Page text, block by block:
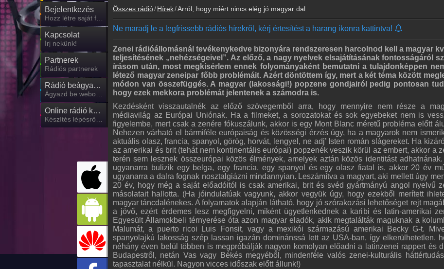
Bejelentkezés
Kapcsolat
Írj nekünk!
Partnerek
Rádiós partnerek
Rádió beágyazás
Online rádió készítés
Összes rádió Hírek Arról, hogy miért nincs elég jó magyar dal
Ne maradj le a legfrissebb rádiós hírekről, kérj értesítést a harang ikonra kattintva!
Zenei rádióállomásnál tevékenykedve bizonyára rendszeresen harcolnod kell a magyar
teljesítésének „nehézségeivel”. Az előző, a nagy nyelvek elsajátításának fontosságáról
írásom után, most megkísérlem ennek folyományaként bemutatni a tulajdonképpen
létező magyar zeneipar főbb problémáit. Azért döntöttem így, mert a két téma között
módon van összefüggés. A magyar (lakossági!) popzene gondjairól pedig pontosan
hogy ezek mekkora problémát jelentenek a számodra is.
Kezdésként visszautalnék az előző szövegemből arra, hogy mennyire nem része a
médiavilág az Európai Uniónak. Ha a filmeket, a sorozatokat és sok egyebeket nem is
figyelembe, mert csak a zenére fókuszálunk, akkor is egy Mont Blanc méretű probléma előtt
Nehezen várható el bármiféle európaiság és közösségi érzés úgy, ha a magyarok nem
aktuális olasz, francia, spanyol, görög, horvát, lengyel, ne adj’ Isten román slágereket. Ha
az amerikai és brit (tehát nem kontinentális európai) popzenék veszik körül az embert, akkor a
terén sem lesznek összeurópai közös élmények, amelyek aztán közös identitást
ugyanarra bulizik egy belga, egy francia, egy spanyol és egy olasz fiatal is, akkor 20 év
ugyanarra a dalra fognak nosztalgiázni mindannyian. Leszámítva a magyart, aki mellett úgy
20 év, hogy még a saját előadóitól is csak amerikai, brit és svéd gyártmányú angol nyelvű
másolatait hallotta. (Ha jóindulatúak vagyunk, akkor vegyük úgy, hogy ezekből merített
magyar táncdalénekes. A folyamatok alapján látható, hogy jó szórakozási lehetőséget rejt
a jövő, ezért érdemes lesz megfigyelni, miként ügyetlenkednek a karibi és latin-amerikai
Egyesült Államokbeli térnyerése óta azon magyar eladók, akik megtalálták maguknak a
Malumát, a puerto ricoi Luis Fonsit, vagy a mexikói származású amerikai Becky G-t.
spanyolajkú lakosság szép lassan igazán dominánssá lett az USA-ban, így elkerülhetetlen,
néhány éven belül többen is megpróbálják nagyon komolyan előadni a latinzenei rappert és
Budapestről, netán Vas vagy Békés megyéből, mindenféle valós zenei-kulturális
tapasztalat nélkül. Nagyon vicces időszak előtt állunk!)